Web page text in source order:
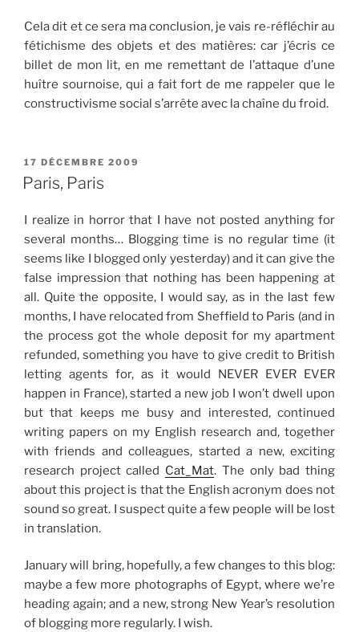
Cela dit et ce sera ma conclusion, je vais re-réfléchir au
fétichisme des objets et des matières: car j’écris ce
billet de mon lit, en me remettant de l’attaque d’une
huître sournoise, qui a fait fort de me rappeler que le
constructivisme social s’arrête avec la chaîne du froid.
PUBLIÉ
LE
17 DÉCEMBRE 2009
Paris, Paris
I realize in horror that I have not posted anything for
several months… Blogging time is no regular time (it
seems like I blogged only yesterday) and it can give the
false impression that nothing has been happening at
all. Quite the opposite, I would say, as in the last few
months, I have relocated from Sheffield to Paris (and in
the process got the whole deposit for my apartment
refunded, something you have to give credit to British
letting agents for, as it would NEVER EVER EVER
happen in France), started a new job I won’t dwell upon
but that keeps me busy and interested, continued
writing papers on my English research and, together
with friends and colleagues, started a new, exciting
research project called Cat_Mat. The only bad thing
about this project is that the English acronym does not
sound so great. I suspect quite a few people will be lost
in translation.
January will bring, hopefully, a few changes to this blog:
maybe a few more photographs of Egypt, where we’re
heading again; and a new, strong New Year’s resolution
of blogging more regularly. I wish.